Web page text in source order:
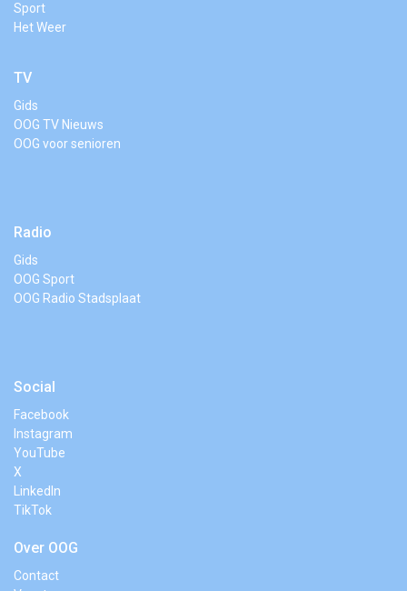
Sport
Het Weer
TV
Gids
OOG TV Nieuws
OOG voor senioren
Radio
Gids
OOG Sport
OOG Radio Stadsplaat
Social
Facebook
Instagram
YouTube
X
LinkedIn
TikTok
Over OOG
Contact